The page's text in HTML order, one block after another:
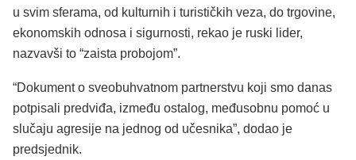
u svim sferama, od kulturnih i turističkih veza, do trgovine,
ekonomskih odnosa i sigurnosti, rekao je ruski lider,
nazvavši to “zaista probojom”.
“Dokument o sveobuhvatnom partnerstvu koji smo danas
potpisali predviđa, između ostalog, međusobnu pomoć u
slučaju agresije na jednog od učesnika”, dodao je
predsjednik.